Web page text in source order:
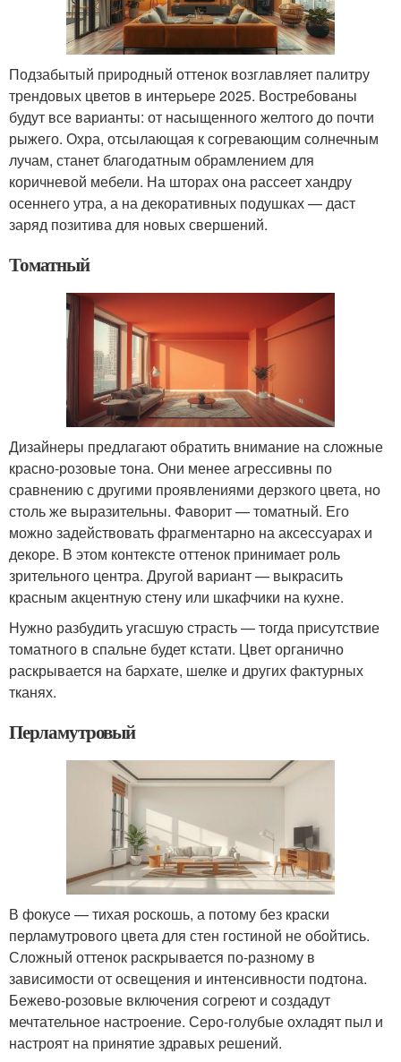
Подзабытый природный оттенок возглавляет палитру
трендовых цветов в интерьере 2025. Востребованы
будут все варианты: от насыщенного желтого до почти
рыжего. Охра, отсылающая к согревающим солнечным
лучам, станет благодатным обрамлением для
коричневой мебели. На шторах она рассеет хандру
осеннего утра, а на декоративных подушках — даст
заряд позитива для новых свершений.
Томатный
Дизайнеры предлагают обратить внимание на сложные
красно-розовые тона. Они менее агрессивны по
сравнению с другими проявлениями дерзкого цвета, но
столь же выразительны. Фаворит — томатный. Его
можно задействовать фрагментарно на аксессуарах и
декоре. В этом контексте оттенок принимает роль
зрительного центра. Другой вариант — выкрасить
красным акцентную стену или шкафчики на кухне.
Нужно разбудить угасшую страсть — тогда присутствие
томатного в спальне будет кстати. Цвет органично
раскрывается на бархате, шелке и других фактурных
тканях.
Перламутровый
В фокусе — тихая роскошь, а потому без краски
перламутрового цвета для стен гостиной не обойтись.
Сложный оттенок раскрывается по-разному в
зависимости от освещения и интенсивности подтона.
Бежево-розовые включения согреют и создадут
мечтательное настроение. Серо-голубые охладят пыл и
настроят на принятие здравых решений.